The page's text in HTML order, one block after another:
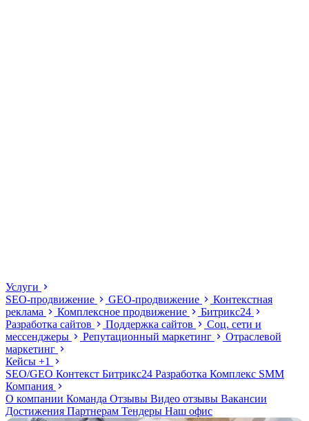
Услуги
SEO-продвижение
GEO-продвижение
Контекстная
реклама
Комплексное продвижение
Битрикс24
Разработка сайтов
Поддержка сайтов
Соц. сети и
мессенджеры
Репутационный маркетинг
Отраслевой
маркетинг
Кейсы +1
SEO/GEO Контекст Битрикс24 Разработка Комплекс SMM
Компания
О компании Команда Отзывы Видео отзывы Вакансии
Достижения Партнерам Тендеры Наш офис